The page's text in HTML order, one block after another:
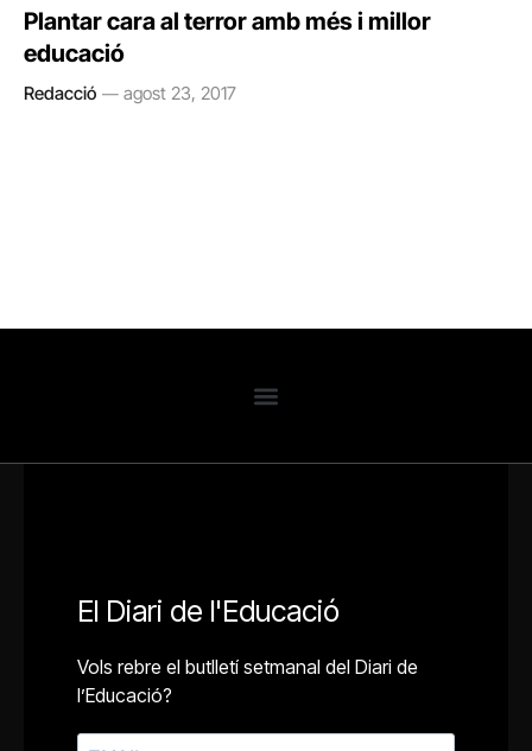
Plantar cara al terror amb més i millor
educació
Redacció agost 23, 2017